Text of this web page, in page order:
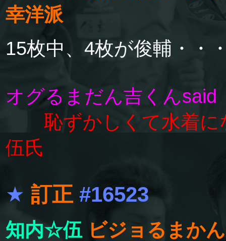
幸洋派
15枚中、4枚が俊輔・・
オグるまだん吉くんsaid
恥ずかしくて水着
伍氏
★ 訂正 #16523
知内☆伍 ビジョるまか